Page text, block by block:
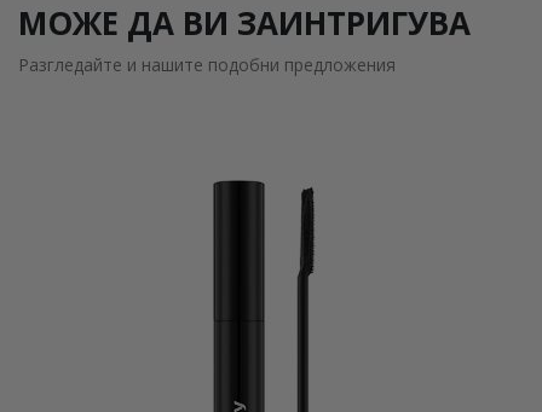
МОЖЕ ДА ВИ ЗАИНТРИГУВА
Разгледайте и нашите подобни предложения